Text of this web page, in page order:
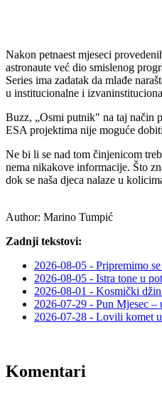
Nakon petnaest mjeseci
astronaute već dio smislenog
Series ima zadatak da mlađe
u institucionalne i
Buzz, „Osmi putnik" na taj način
ESA projektima nije moguće
Ne bi li se nad tom činjenicom
nema nikakove informacije. Što
dok se naša djeca nalaze u
Author: Marino Tumpić
Zadnji tekstovi:
2026-08-05 - Pripremimo
2026-08-05 - Istra tone u
2026-08-01 - Kosmički džin
2026-07-29 - Pun Mjesec –
2026-07-28 - Lovili komet
Komentari